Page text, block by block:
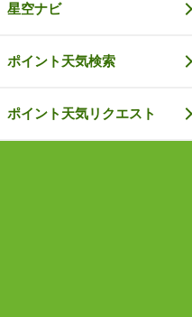
星空ナビ
ポイント天気検索
ポイント天気リクエスト